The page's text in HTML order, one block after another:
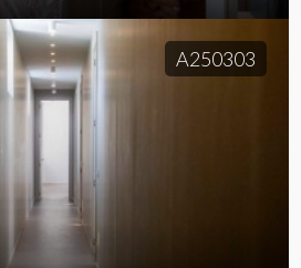
A250303